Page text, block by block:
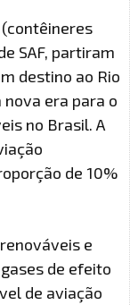
SAF, partiram
destino ao Rio
nova era para o
no Brasil. A
de 10%
e
de efeito
de aviação